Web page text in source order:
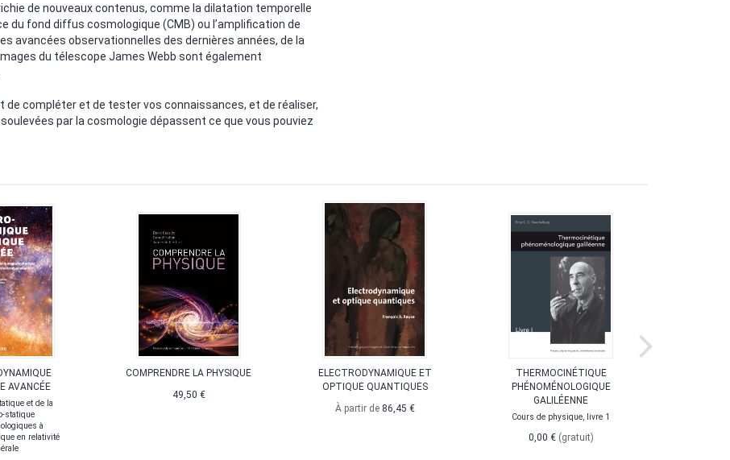
de nouveaux contenus, comme la dilatation temporelle
du fond diffus cosmologique (CMB) ou l’amplification de
avancées observationnelles des dernières années, de la
du télescope James Webb sont également
de compléter et de tester vos connaissances, et de réaliser,
par la cosmologie dépassent ce que vous pouviez
AVANCÉE
et de la
statique
à
en relativité
COMPRENDRE LA PHYSIQUE
49,50 €
ELECTRODYNAMIQUE ET
OPTIQUE QUANTIQUES
À partir de 86,45 €
THERMOCINÉTIQUE
PHÉNOMÉNOLOGIQUE
GALILÉENNE
Cours de physique, livre 1
0,00 € (gratuit)